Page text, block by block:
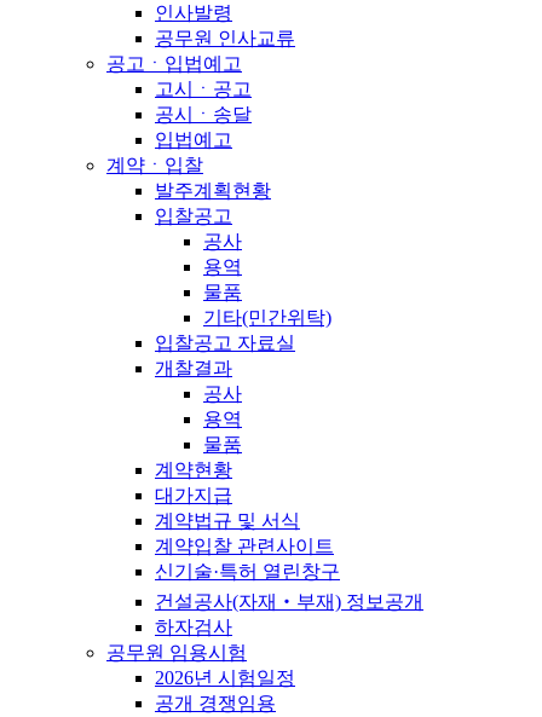
인사발령
공무원 인사교류
공고ㆍ입법예고
고시ㆍ공고
공시ㆍ송달
입법예고
계약ㆍ입찰
발주계획현황
입찰공고
공사
용역
물품
기타(민간위탁)
입찰공고 자료실
개찰결과
공사
용역
물품
계약현황
대가지급
계약법규 및 서식
계약입찰 관련사이트
신기술·특허 열린창구
건설공사(자재‧부재) 정보공개
하자검사
공무원 임용시험
2026년 시험일정
공개 경쟁임용